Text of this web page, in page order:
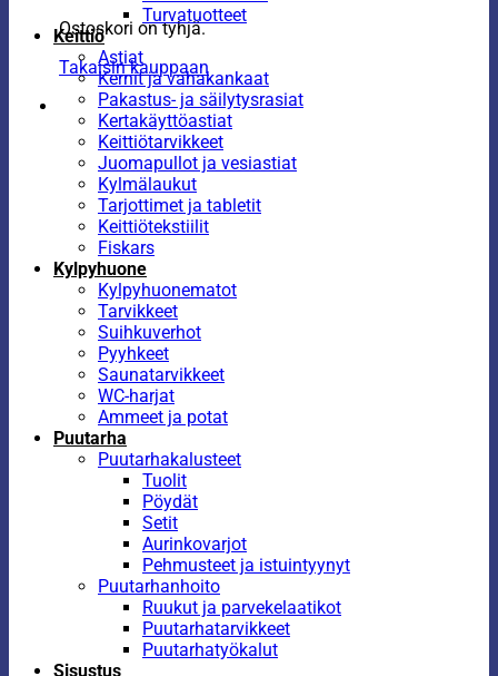
Ostoskori on tyhjä.
Takaisin kauppaan
Turvatuotteet
Keittiö
Astiat
Kernit ja vahakankaat
Pakastus- ja säilytysrasiat
Kertakäyttöastiat
Keittiötarvikkeet
Juomapullot ja vesiastiat
Kylmälaukut
Tarjottimet ja tabletit
Keittiötekstiilit
Fiskars
Kylpyhuone
Kylpyhuonematot
Tarvikkeet
Suihkuverhot
Pyyhkeet
Saunatarvikkeet
WC-harjat
Ammeet ja potat
Puutarha
Puutarhakalusteet
Tuolit
Pöydät
Setit
Aurinkovarjot
Pehmusteet ja istuintyynyt
Puutarhanhoito
Ruukut ja parvekelaatikot
Puutarhatarvikkeet
Puutarhatyökalut
Sisustus